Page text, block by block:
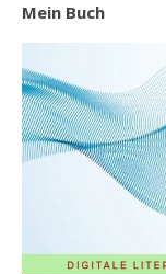
Mein Buch